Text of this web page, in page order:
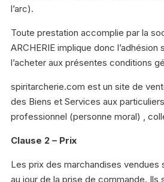
l’arc).
Toute prestation accomplie par la
ARCHERIE implique donc l’adhésion
l’acheter aux présentes conditions
spiritarcherie.com est un site de
des Biens et Services aux
professionnel (personne moral) ,
Clause 2 – Prix
Les prix des marchandises vendues
au jour de la prise de commande. Ils